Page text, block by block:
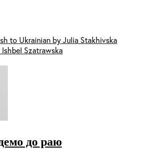
to Ukrainian by Julia Stakhivska
Szatrawska
до раю